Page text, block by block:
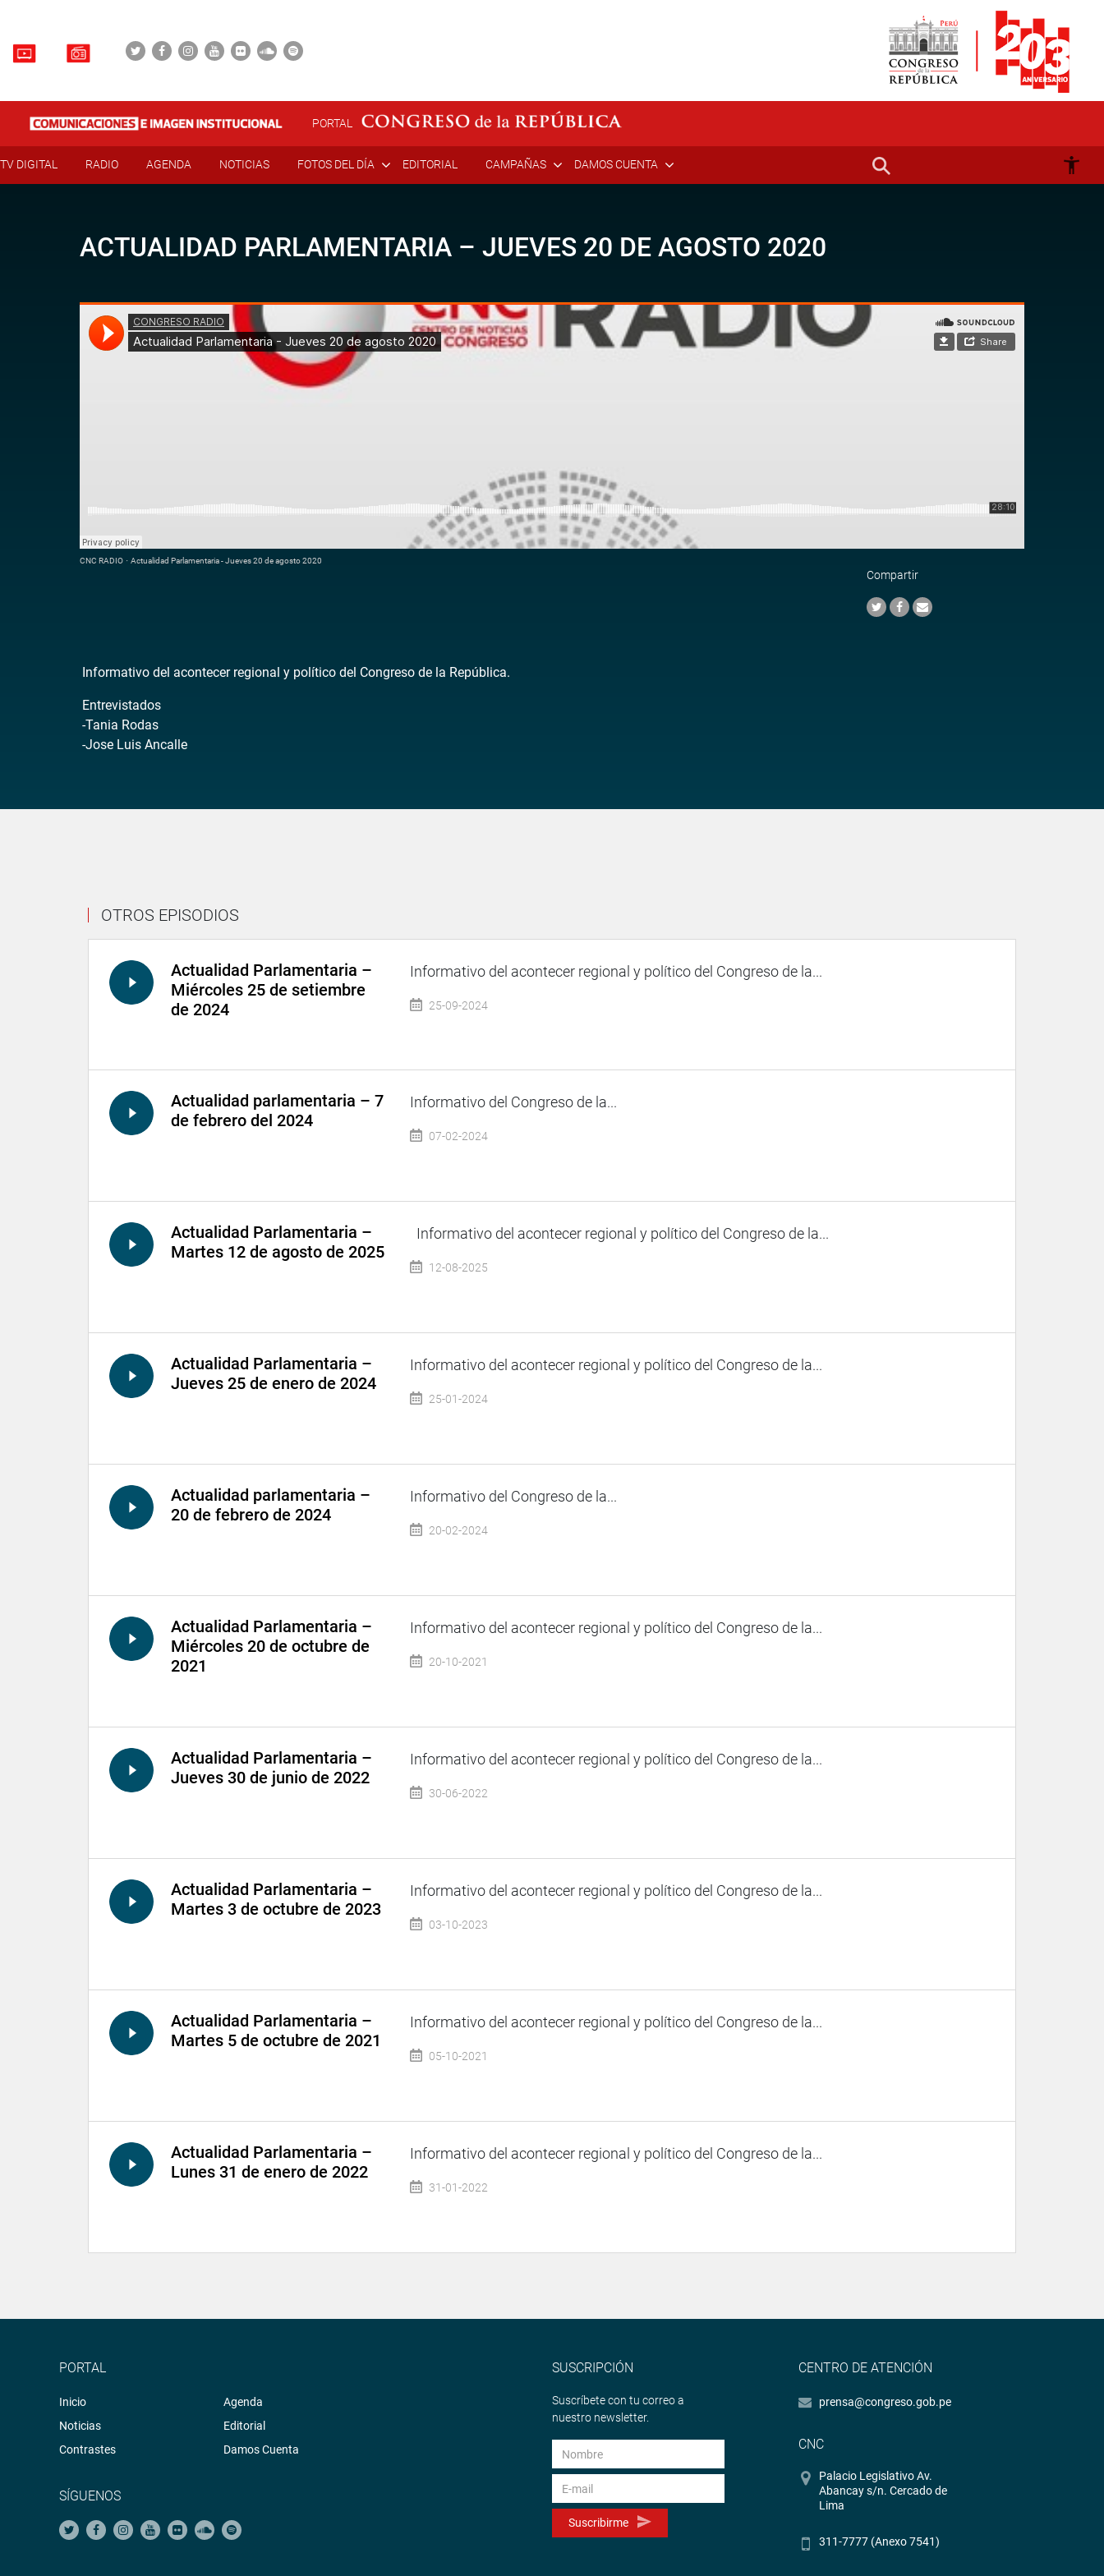
PORTAL
TV DIGITAL RADIO AGENDA NOTICIAS FOTOS DEL DÍA EDITORIAL CAMPAÑAS DAMOS CUENTA
ACTUALIDAD PARLAMENTARIA – JUEVES 20 DE AGOSTO 2020
CNC RADIO · Actualidad Parlamentaria - Jueves 20 de agosto 2020
Compartir
Informativo del acontecer regional y político del Congreso de la República.
Entrevistados
-Tania Rodas
-Jose Luis Ancalle
OTROS EPISODIOS
Actualidad Parlamentaria –
Miércoles 25 de setiembre
de 2024
Informativo del acontecer regional y político del Congreso de la...
25-09-2024
Actualidad parlamentaria – 7
de febrero del 2024
Informativo del Congreso de la...
07-02-2024
Actualidad Parlamentaria –
Martes 12 de agosto de 2025
Informativo del acontecer regional y político del Congreso de la...
12-08-2025
Actualidad Parlamentaria –
Jueves 25 de enero de 2024
Informativo del acontecer regional y político del Congreso de la...
25-01-2024
Actualidad parlamentaria –
20 de febrero de 2024
Informativo del Congreso de la...
20-02-2024
Actualidad Parlamentaria –
Miércoles 20 de octubre de
2021
Informativo del acontecer regional y político del Congreso de la...
20-10-2021
Actualidad Parlamentaria –
Jueves 30 de junio de 2022
Informativo del acontecer regional y político del Congreso de la...
30-06-2022
Actualidad Parlamentaria –
Martes 3 de octubre de 2023
Informativo del acontecer regional y político del Congreso de la...
03-10-2023
Actualidad Parlamentaria –
Martes 5 de octubre de 2021
Informativo del acontecer regional y político del Congreso de la...
05-10-2021
Actualidad Parlamentaria –
Lunes 31 de enero de 2022
Informativo del acontecer regional y político del Congreso de la...
31-01-2022
PORTAL
Inicio
Noticias
Contrastes
Agenda
Editorial
Damos Cuenta
SÍGUENOS
SUSCRIPCIÓN
Suscríbete con tu correo a
nuestro newsletter.
Suscribirme
CENTRO DE ATENCIÓN
prensa@congreso.gob.pe
CNC
Palacio Legislativo Av.
Abancay s/n. Cercado de
Lima
311-7777 (Anexo 7541)